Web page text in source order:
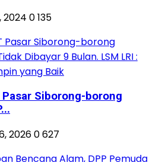
2024 0135
Pasar Siborong-borong
20260627